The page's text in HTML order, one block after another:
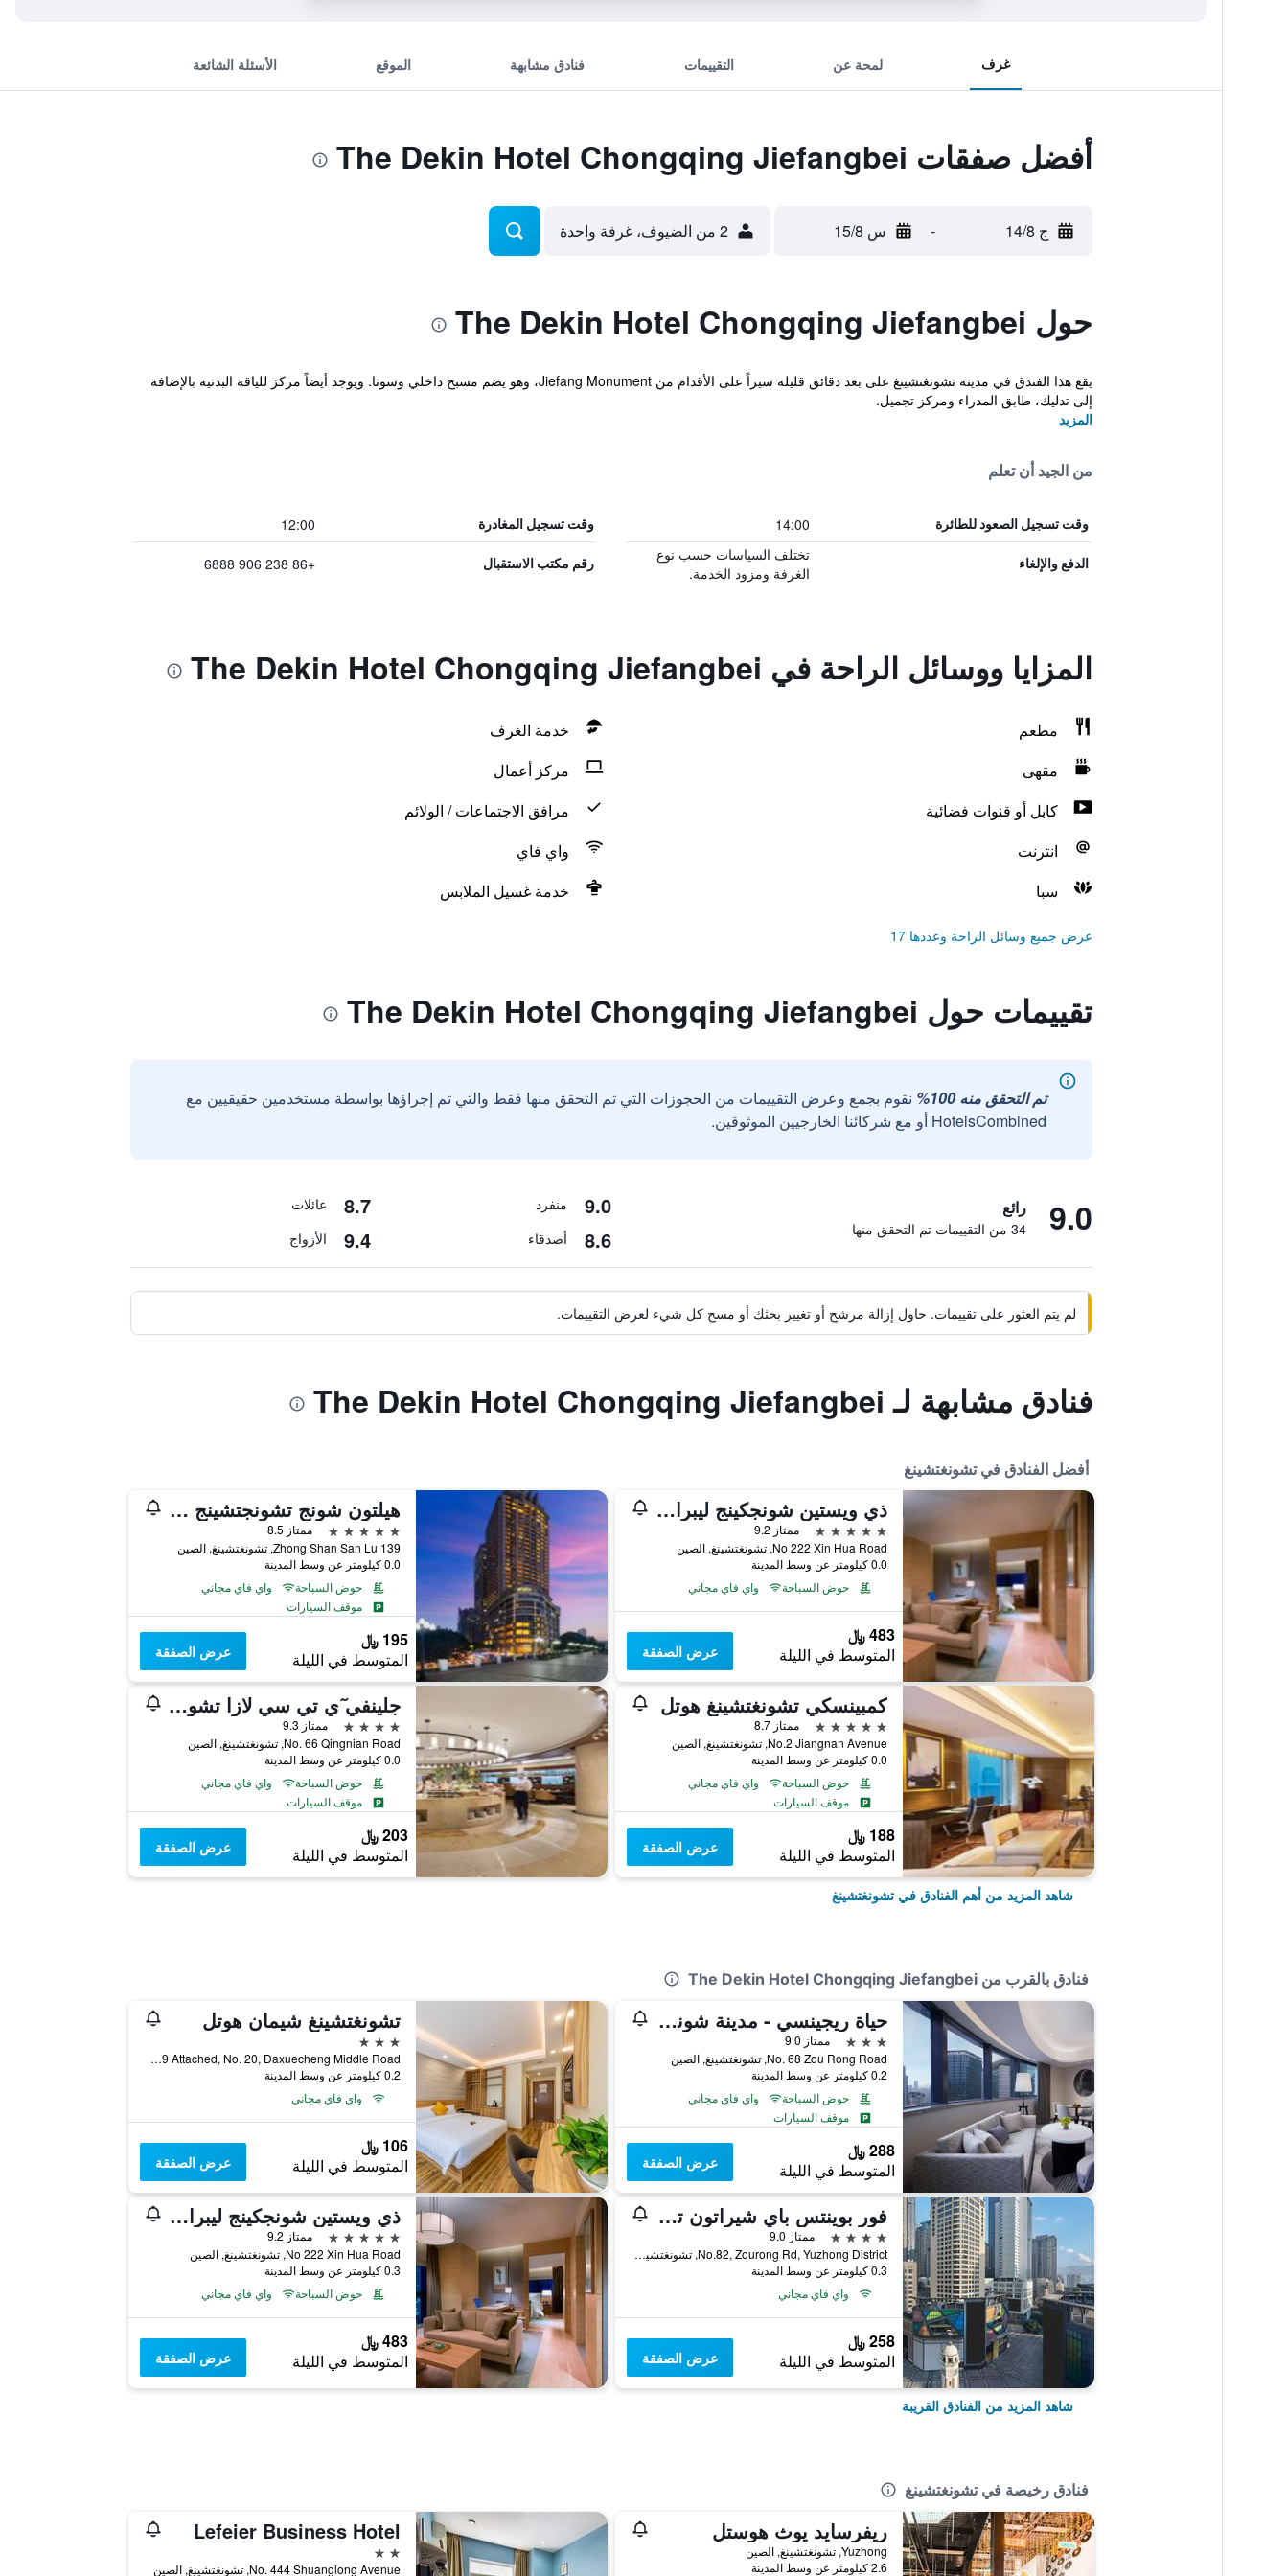
غرف لمحة عن التقييمات فنادق مشابهة الموقع الأسئلة الشائعة
أفضل صفقات The Dekin Hotel Chongqing Jiefangbei
ج 14/8 - س 15/8 2 من الضيوف، غرفة واحدة
حول The Dekin Hotel Chongqing Jiefangbei
يقع هذا الفندق في مدينة تشونغتشينغ على بعد دقائق قليلة سيراً على الأقدام من Jiefang Monument، وهو يضم مسبح داخلي وسونا. ويوجد أيضاً مركز للياقة البدنية بالإضافة
إلى تدليك، طابق المدراء ومركز تجميل.
المزيد
من الجيد أن تعلم
وقت تسجيل الصعود للطائرة 14:00 وقت تسجيل المغادرة 12:00
الدفع والإلغاء
تختلف السياسات حسب نوع
الغرفة ومزود الخدمة.
رقم مكتب الاستقبال +86 238 906 6888
المزايا ووسائل الراحة في The Dekin Hotel Chongqing Jiefangbei
مطعم
خدمة الغرف
مقهى
مركز أعمال
كابل أو قنوات فضائية
مرافق الاجتماعات / الولائم
انترنت
واي فاي
سبا
خدمة غسيل الملابس
عرض جميع وسائل الراحة وعددها 17
تقييمات حول The Dekin Hotel Chongqing Jiefangbei
تم التحقق منه 100%
نقوم بجمع وعرض التقييمات من الحجوزات التي تم التحقق منها فقط والتي تم إجراؤها بواسطة مستخدمين حقيقيين مع
HotelsCombined أو مع شركائنا الخارجيين الموثوقين.
9.0 رائع
34 من التقييمات تم التحقق منها
9.0 منفرد 8.7 عائلات
8.6 أصدقاء 9.4 الأزواج
لم يتم العثور على تقييمات. حاول إزالة مرشح أو تغيير بحثك أو مسح كل شيء لعرض التقييمات.
فنادق مشابهة لـ The Dekin Hotel Chongqing Jiefangbei
أفضل الفنادق في تشونغتشينغ
ذي ويستين شونجكينج ليبراشن سكواير
5 نجوم
ممتاز 9.2
No 222 Xin Hua Road, تشونغتشينغ, الصين
0.0 كيلومتر عن وسط المدينة
حوض السباحة
واي فاي مجاني
483 ﷼
المتوسط في الليلة عرض الصفقة
هيلتون شونج تشونجتشينج هوتل
5 نجوم
ممتاز 8.5
139 Zhong Shan San Lu, تشونغتشينغ, الصين
0.0 كيلومتر عن وسط المدينة
حوض السباحة
واي فاي مجاني
موقف السيارات
195 ﷼
المتوسط في الليلة عرض الصفقة
كمبينسكي تشونغتشينغ هوتل
5 نجوم
ممتاز 8.7
No.2 Jiangnan Avenue, تشونغتشينغ, الصين
0.0 كيلومتر عن وسط المدينة
حوض السباحة
واي فاي مجاني
موقف السيارات
188 ﷼
المتوسط في الليلة عرض الصفقة
جلينفي ٓي تي سي لازا تشونجتشينج
4 نجوم
ممتاز 9.3
No. 66 Qingnian Road, تشونغتشينغ, الصين
0.0 كيلومتر عن وسط المدينة
حوض السباحة
واي فاي مجاني
موقف السيارات
203 ﷼
المتوسط في الليلة عرض الصفقة
شاهد المزيد من أهم الفنادق في تشونغتشينغ
فنادق بالقرب من The Dekin Hotel Chongqing Jiefangbei
حياة ريجينسي - مدينة شونجكين الكبرى
3 نجوم
ممتاز 9.0
No. 68 Zou Rong Road, تشونغتشينغ, الصين
0.2 كيلومتر عن وسط المدينة
حوض السباحة
واي فاي مجاني
موقف السيارات
288 ﷼
المتوسط في الليلة عرض الصفقة
تشونغتشينغ شيمان هوتل
3 نجوم
Longhu Ruicheng, No. 39 Attached, No. 20, Daxuecheng Middle Road, تشونغتشينغ, الصين
0.2 كيلومتر عن وسط المدينة
واي فاي مجاني
106 ﷼
المتوسط في الليلة عرض الصفقة
فور بوينتس باي شيراتون تشونجتشينج
4 نجوم
ممتاز 9.0
No.82, Zourong Rd, Yuzhong District, تشونغتشينغ, الصين
0.3 كيلومتر عن وسط المدينة
واي فاي مجاني
258 ﷼
المتوسط في الليلة عرض الصفقة
ذي ويستين شونجكينج ليبراشن سكواير
5 نجوم
ممتاز 9.2
No 222 Xin Hua Road, تشونغتشينغ, الصين
0.3 كيلومتر عن وسط المدينة
حوض السباحة
واي فاي مجاني
483 ﷼
المتوسط في الليلة عرض الصفقة
شاهد المزيد من الفنادق القريبة
فنادق رخيصة في تشونغتشينغ
ريفرسايد يوث هوستل
Yuzhong, تشونغتشينغ, الصين
2.6 كيلومتر عن وسط المدينة
Lefeier Business Hotel
2 نجمتين
No. 444 Shuanglong Avenue, تشونغتشينغ, الصين